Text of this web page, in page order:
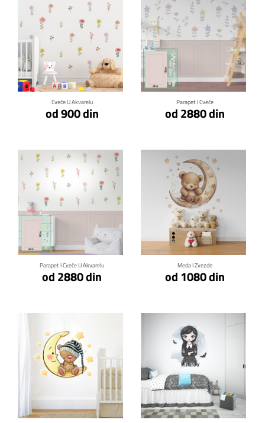
Cveće U Akvarelu
od 900 din
Klikni za detalje
Parapet I Cveće
od 2880 din
Klikni za detalje
Parapet I Cveće U Akvarelu
od 2880 din
Klikni za detalje
Meda I Zvezde
od 1080 din
Klikni za detalje
Klikni za detalje